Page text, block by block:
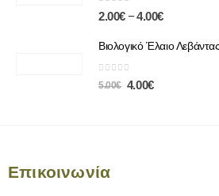
0out of 5
2.00€ – 4.00€
0 out of 5
5.00€ 4.00€
Επικοινωνία